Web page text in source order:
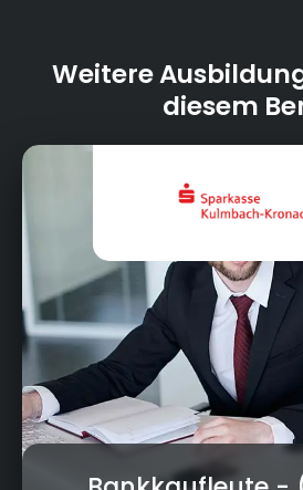
Weitere
diesem